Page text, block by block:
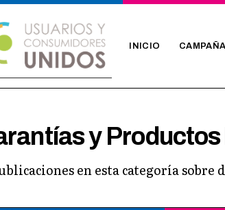
INICIO CAMPAÑA
y
en esta categoría sobre